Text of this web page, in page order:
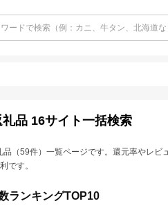
品 16サイト一括検索
（59件）一覧ページです。還元率やレ
です。
ランキングTOP10